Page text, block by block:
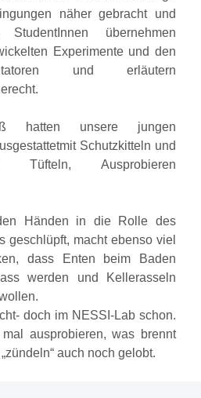
näher gebracht und
übernehmen
Experimente und den
und erläutern
hatten unsere jungen
Schutzkitteln und
Tüfteln, Ausprobieren
Händen in die Rolle des
geschlüpft, macht ebenso viel
dass Enten beim Baden
werden und Kellerasseln
doch im NESSI-Lab schon.
ausprobieren, was brennt
auch noch gelobt.